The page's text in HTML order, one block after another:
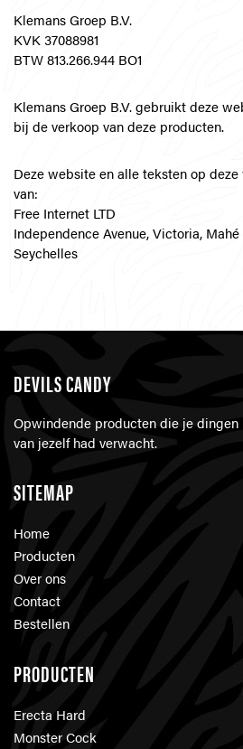
Klemans Groep B.V.
KVK 37088981
BTW 813.266.944 BO1
Klemans Groep B.V. gebruikt deze
bij de verkoop van deze producten.
Deze website en alle teksten op
van:
Free Internet LTD
Independence Avenue, Victoria, Mahé
Seychelles
DEVILS CANDY
Opwindende producten die je
van jezelf had verwacht.
SITEMAP
Home
Producten
Over ons
Contact
Bestellen
PRODUCTEN
Erecta Hard
Monster Cock